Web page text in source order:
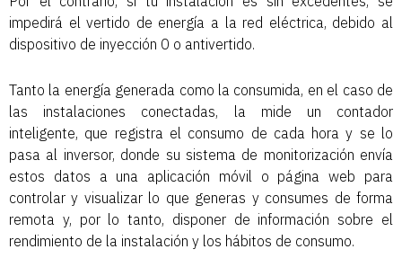
impedirá el vertido de energía a la red eléctrica, debido al
dispositivo de inyección 0 o antivertido.
Tanto la energía generada como la consumida, en el caso de
las instalaciones conectadas, la mide un contador
inteligente, que registra el consumo de cada hora y se lo
pasa al inversor, donde su sistema de monitorización envía
estos datos a una aplicación móvil o página web para
controlar y visualizar lo que generas y consumes de forma
remota y, por lo tanto, disponer de información sobre el
rendimiento de la instalación y los hábitos de consumo.